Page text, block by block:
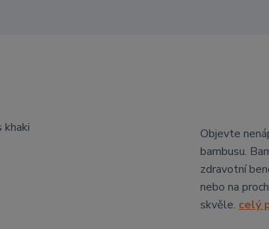
Objevte
bambusu.
zdravotní
nebo na
skvěle. celý